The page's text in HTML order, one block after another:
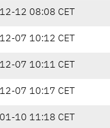
12 08:08 CET
07 10:12 CET
07 10:11 CET
07 10:17 CET
10 11:18 CET